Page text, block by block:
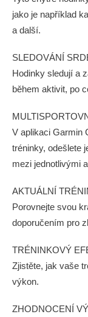
jako je například
a další.
SLEDOVÁNÍ
Hodinky sledují a
během aktivit, po
V aplikaci Garmin
tréninky, odešlete
mezi jednotlivými
AKTUÁLNÍ
Porovnejte svou
doporučením pro
TRÉNINKOVÝ
Zjistěte, jak vaše
výkon.
ZHODNOCENÍ